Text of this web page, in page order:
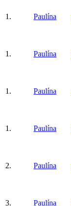
1. Paulína
1. Paulína
1. Paulína
1. Paulína
2. Paulína
3. Paulína